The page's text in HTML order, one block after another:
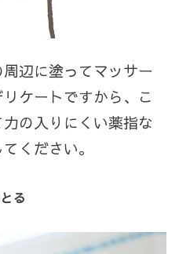
辺に塗ってマッサー
ケートですから、こ
の入りにくい薬指な
ください。
る